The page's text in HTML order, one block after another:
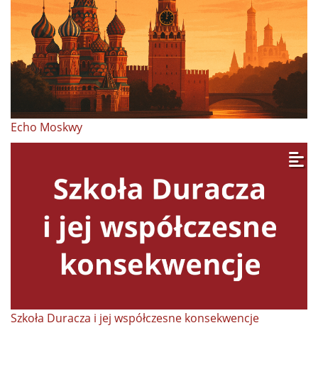
Echo Moskwy
Szkoła Duracza i jej współczesne konsekwencje